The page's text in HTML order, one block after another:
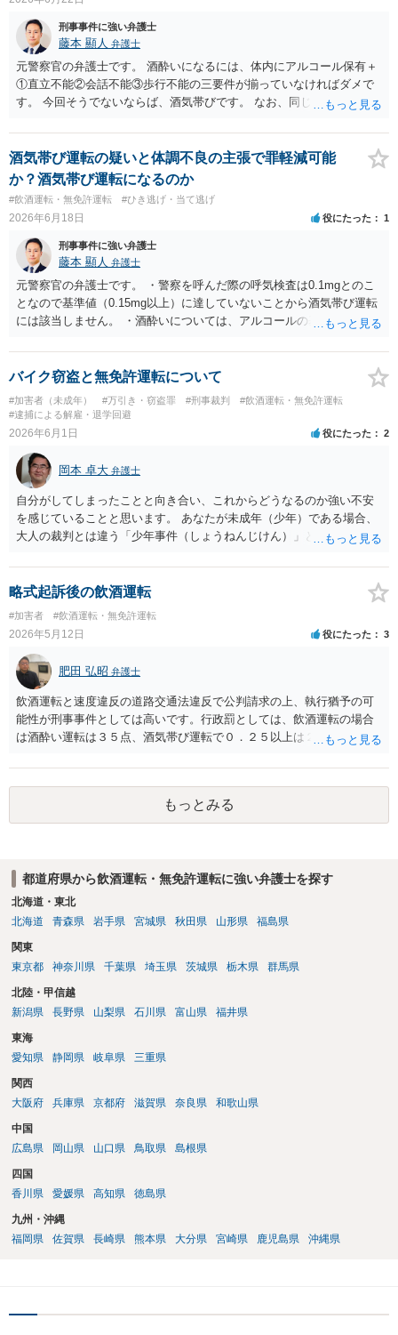
刑事事件に強い弁護士
藤本 顯人 弁護士
元警察官の弁護士です。 酒酔いになるには、体内にアルコール保有＋
①直立不能②会話不能③歩行不能の三要件が揃っていなければダメで
す。 今回そうでないならば、酒気帯びです。 なお、同じ事実なので、
事案です。
酒気帯び運転の疑いと体調不良の主張で罪軽減可能
か？酒気帯び運転になるのか
#飲酒運転・無免許運転 #ひき逃げ・当て逃げ
2026年6月18日 役にたった 1
刑事事件に強い弁護士
藤本 顯人 弁護士
元警察官の弁護士です。 ・警察を呼んだ際の呼気検査は0.1mgとのこ
となので基準値（0.15mg以上）に達していないことから酒気帯び運転
には該当しません。 ・酒酔いについては、アルコールの基準値は関係
とも、酒酔いはハードルが高く、アルコールの体内保有に加えて、
【直立不能・会話不能・歩行不能の３要件】が必要であり、この立証
は通常は鑑識活動（現場において実施される）により行われます。で
すが、この点が立証できないことや、その後の体調不良などで失神し
ている点も、運転当時から時間が乖離しており、やはり運転当時の酒
た事情を前提とすると事件にならないものと思われます。 なお参考で
すが、同乗者についても運転者に違反が成立しない以上、同乗罪も成
立しません（運転手に酒酔いまたは酒気帯びが成立することが前提な
ので）。
バイク窃盗と無免許運転について
#加害者（未成年） #万引き・窃盗罪 #刑事裁判
#飲酒運転・無免許運転
#逮捕による解雇・退学回避
2026年6月1日 役にたった 2
岡本 卓大 弁護士
自分がしてしまったことと向き合い、これからどうなるのか強い不安
を感じていることと思います。 あなたが未成年（少年）である場合、
大人の裁判とは違う「少年事件（しょうねんじけん）」という特別な
すく解説しますね。 1. 今すぐ「逮捕」される可能性は低い すでに警
察に自分の身元を明かし、1度目の取り調べにも素直に応じている状態
です。警察からすれば「逃げたり証拠を隠したりする心配が低い」と
判断されるため、今さら突然逮捕される可能性はかなり低いです。 今
後は、逮捕されないまま捜査が進む「在宅事件（ざいたくじけん）」
として、警察や検察から再び呼び出しを受けて取り調べが進むケース
が大半です。 2. どんな罪になり、どんな処分（罰）になる？ 今回は
「盗品等譲受罪（盗まれたバイクと知りながら買った罪）」と「無免
許運転」の両方の非行（ひこう）について処分を考えていくことにな
ります。 未成年の場合、大人 のように「一発で罰金何万円」といった
罰ではなく、最終的に家庭裁判所の少年審判で処分が決まります。 初
犯（初めての警察沙汰）の場合: しっかりと反省していれば、「保護観
察（ほごかんさつ）」（少年院には行かず、保護司さんの面接を受け
ながら社会で更生する処分）や「不処分（処分なし）」で済む可能性
が十分にあります。 少年院に行く可能性は？: 今回が初めてで、取り
ること 一番大切なのは、「二度と同じ過ちを繰り返さない」という反
絡があったら、遅れずに必ず行くこと バイクを売った知人のことな
ど、聞かれたことには嘘をつかずに正直に話すこと 親御さん（保護
者）に今回の件をしっかり話し、今後の手続きに協力してもらうこと
もし、警察の呼び出しが怖かったり、どう答えていいか分からなくな
てください。弁護士はあなたの味方になって、今後の手続きをサポー
トしてくれますよ。まずはしっかり反省して、誠実に対応していきま
しょう。 参考になれば。
略式起訴後の飲酒運転
#加害者 #飲酒運転・無免許運転
2026年5月12日 役にたった 3
肥田 弘昭 弁護士
飲酒運転と速度違反の道路交通法違反で公判請求の上、執行猶予の可
能性が刑事事件としては高いです。行政罰としては、飲酒運転の場合
は酒酔い運転は３５点、酒気帯び運転で０．２５以上は２５点、未満
気帯び運転の場合は加算・例えば０，２５未満の場合19点等）の場
合、酒酔いか酒気帯び運転かで点数が異なります。ご参考にしてくだ
もっとみる
都道府県から飲酒運転・無免許運転に強い弁護士を探す
北海道・東北
北海道
青森県 岩手県 宮城県 秋田県 山形県 福島県
関東
東京都
神奈川県 千葉県 埼玉県 茨城県 栃木県 群馬県
北陸・甲信越
新潟県
長野県 山梨県 石川県 富山県 福井県
東海
愛知県
静岡県 岐阜県 三重県
関西
大阪府
兵庫県 京都府 滋賀県 奈良県 和歌山県
中国
広島県
岡山県 山口県 鳥取県 島根県
四国
香川県
愛媛県 高知県 徳島県
九州・沖縄
福岡県
佐賀県 長崎県 熊本県 大分県 宮崎県 鹿児島県 沖縄県